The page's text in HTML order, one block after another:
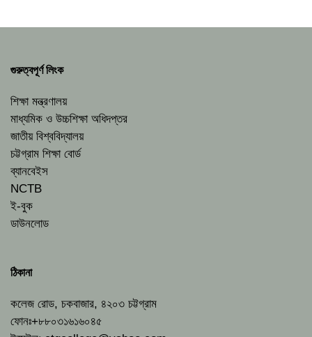
গুরুত্বপূর্ণ লিংক
শিক্ষা মন্ত্রণালয়
মাধ্যমিক ও উচ্চশিক্ষা অধিদপ্তর
জাতীয় বিশ্ববিদ্যালয়
চট্টগ্রাম শিক্ষা বোর্ড
ব্যানবেইস
NCTB
ই-বুক
ডাউনলোড
ঠিকানা
কলেজ রোড, চকবাজার, ৪২০৩ চট্টগ্রাম
ফোনঃ+৮৮০৩১৬১৬০৪৫